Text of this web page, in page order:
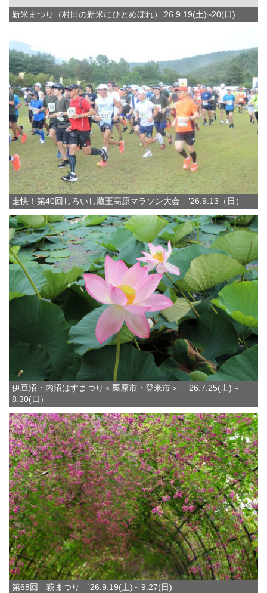
新米まつり（村田の新米にひとめぼれ）’26.9.19(土)~20(日)
走快！第40回しろいし蔵王高原マラソン大会 ’26.9.13（日）
伊豆沼・内沼はすまつり＜栗原市・登米市＞ ’26.7.25(土)～
8.30(日）
第68回 萩まつり '26.9.19(土)～9.27(日)